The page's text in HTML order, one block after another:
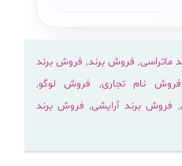
ماتراسی, فروش برند, فروش برند
فروش نام تجاری, فروش لوگو,
, فروش برند آرایشی, فروش برند